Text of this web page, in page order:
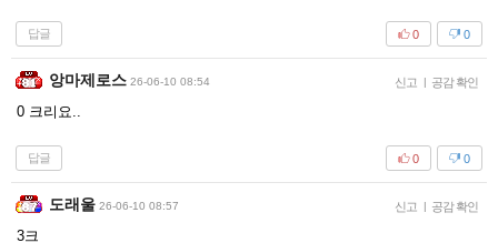
답글 0
0
앙마제로스 26-06-10 08:54 신고 | 공감 확인
0 크리요..
답글 0
0
도래울 26-06-10 08:57 신고 | 공감 확인
3크